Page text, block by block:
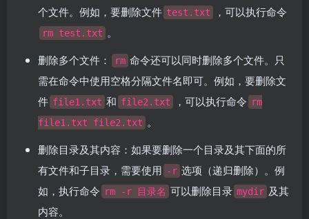
个文件。例如，要删除文件 test.txt ，可以执行命令
rm test.txt 。
删除多个文件：
rm 命令还可以同时删除多个文件。只
需在命令中使用空格分隔文件名即可。例如，要删除文
件 file1.txt 和 file2.txt ，可以执行命令 rm
file1.txt file2.txt 。
删除目录及其内容：如果要删除一个目录及其下面的所
有文件和子目录，需要使用 -r 选项（递归删除）。例
如，执行命令 rm -r 目录名 可以删除目录 mydir 及其
内容。